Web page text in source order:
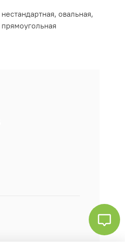
нестандартная, овальная,
прямоугольная